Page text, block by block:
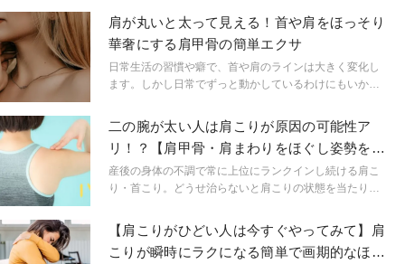
けでもない…とお悩みの方は、筋膜リリースに使うフォ
ームローラーを使って30秒で肩をほぐしていきましょ
う！
肩が丸いと太って見える！首や肩をほっそり
華奢にする肩甲骨の簡単エクサ
日常生活の習慣や癖で、首や肩のラインは大きく変化し
ます。しかし日常でずっと動かしているわけにもいかな
た首や肩ラインを作れる簡単エクササイズのご紹介で
す。
二の腕が太い人は肩こりが原因の可能性ア
リ！？【肩甲骨・肩まわりをほぐし姿勢を整
える】簡単ヨガ
産後の身体の不調で常に上位にランクインし続ける肩こ
り・首こり。どうせ治らないと肩こりの状態を当たり前
のたるみを作る原因にも！肩周りのコリをほぐし二の腕
もスッキリさせていきましょう！
【肩こりがひどい人は今すぐやってみて】肩
こりが瞬時にラクになる簡単で画期的なほぐ